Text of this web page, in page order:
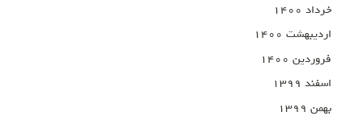
خرداد ۱۴۰۰
اردیبهشت ۱۴۰۰
فروردین ۱۴۰۰
اسفند ۱۳۹۹
بهمن ۱۳۹۹